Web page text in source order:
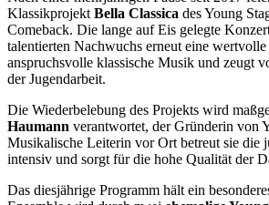
Klassikprojekt Bella Classica des Young
Comeback. Die lange auf Eis gelegte
talentierten Nachwuchs erneut eine
anspruchsvolle klassische Musik und zeugt
der Jugendarbeit.
Die Wiederbelebung des Projekts wird
Haumann verantwortet, der Gründerin von
Musikalische Leiterin vor Ort betreut sie die
intensiv und sorgt für die hohe Qualität der
Das diesjährige Programm hält ein